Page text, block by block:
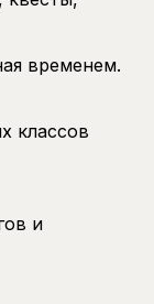
временем.
классов
и